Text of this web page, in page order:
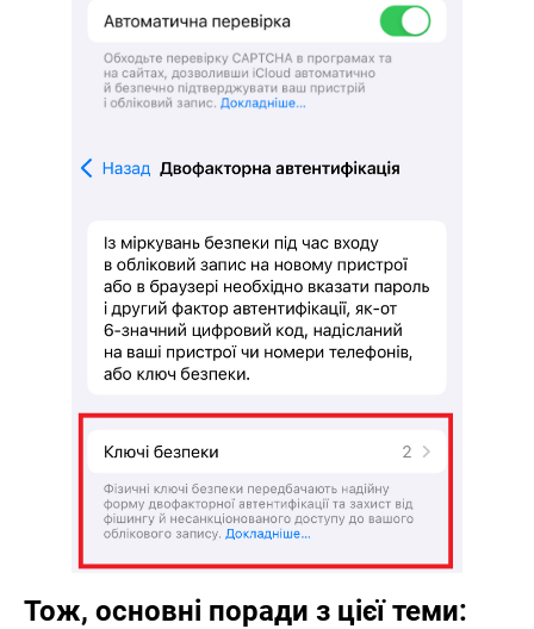
Тож, основні поради з цієї теми: